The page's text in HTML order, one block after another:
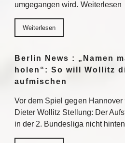
umgegangen wird. Weiterlesen
Weiterlesen
Berlin News : „Namen
holen“: So will Wollitz
aufmischen
Vor dem Spiel gegen
Dieter Wollitz Stellung: Der
in der 2. Bundesliga nicht